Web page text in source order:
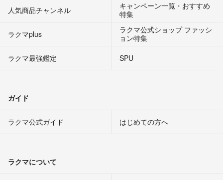
人気商品チャンネル
キャンペーン一覧・おすすめ
特集
ラクマplus
ラクマ公式ショップ ファッシ
ョン特集
ラクマ最強鑑定
SPU
ガイド
ラクマ公式ガイド はじめての方へ
ラクマについて